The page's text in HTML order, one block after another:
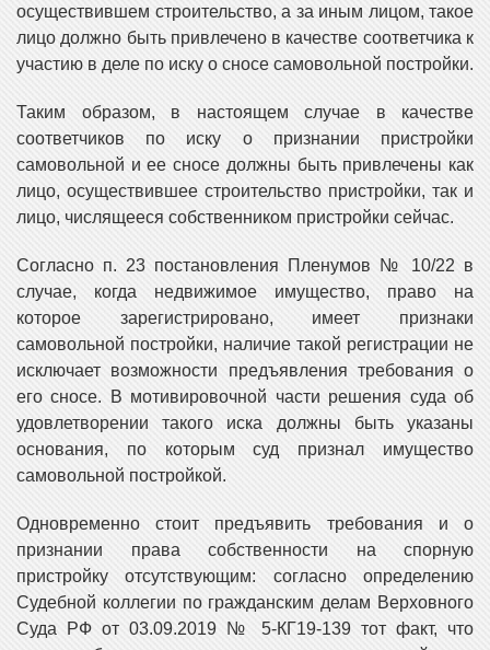
осуществившем строительство, а за иным лицом, такое
лицо должно быть привлечено в качестве соответчика к
участию в деле по иску о сносе самовольной постройки.
Таким образом, в настоящем случае в качестве
соответчиков по иску о признании пристройки
самовольной и ее сносе должны быть привлечены как
лицо, осуществившее строительство пристройки, так и
лицо, числящееся собственником пристройки сейчас.
Согласно п. 23 постановления Пленумов № 10/22 в
случае, когда недвижимое имущество, право на
которое зарегистрировано, имеет признаки
самовольной постройки, наличие такой регистрации не
исключает возможности предъявления требования о
его сносе. В мотивировочной части решения суда об
удовлетворении такого иска должны быть указаны
основания, по которым суд признал имущество
самовольной постройкой.
Одновременно стоит предъявить требования и о
признании права собственности на спорную
пристройку отсутствующим: согласно определению
Судебной коллегии по гражданским делам Верховного
Суда РФ от 03.09.2019 № 5-КГ19-139 тот факт, что